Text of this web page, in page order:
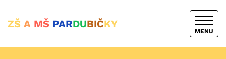
ZŠ A MŠ PARDUBIČKY
MENU